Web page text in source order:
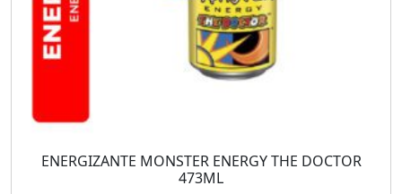
ENERGIZANTE MONSTER ENERGY THE DOCTOR
473ML